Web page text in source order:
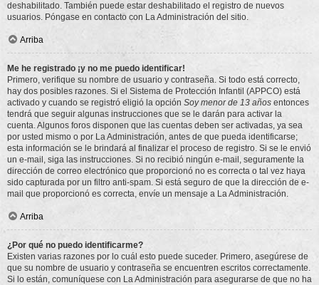
deshabilitado. También puede estar deshabilitado el registro de nuevos
usuarios. Póngase en contacto con La Administración del sitio.
Arriba
Me he registrado ¡y no me puedo identificar!
Primero, verifique su nombre de usuario y contraseña. Si todo está correcto,
hay dos posibles razones. Si el Sistema de Protección Infantil (APPCO) está
activado y cuando se registró eligió la opción Soy menor de 13 años entonces
tendrá que seguir algunas instrucciones que se le darán para activar la
cuenta. Algunos foros disponen que las cuentas deben ser activadas, ya sea
por usted mismo o por La Administración, antes de que pueda identificarse;
esta información se le brindará al finalizar el proceso de registro. Si se le envió
un e-mail, siga las instrucciones. Si no recibió ningún e-mail, seguramente la
dirección de correo electrónico que proporcionó no es correcta o tal vez haya
sido capturada por un filtro anti-spam. Si está seguro de que la dirección de e-
mail que proporcionó es correcta, envíe un mensaje a La Administración.
Arriba
¿Por qué no puedo identificarme?
Existen varias razones por lo cuál esto puede suceder. Primero, asegúrese de
que su nombre de usuario y contraseña se encuentren escritos correctamente.
Si lo están, comuníquese con La Administración para asegurarse de que no ha